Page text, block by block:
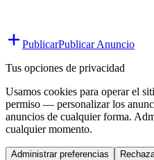
PublicarPublicar Anuncio
Tus opciones de privacidad
Usamos cookies para operar el
permiso — personalizar los
anuncios de cualquier forma.
cualquier momento.
Administrar preferencias